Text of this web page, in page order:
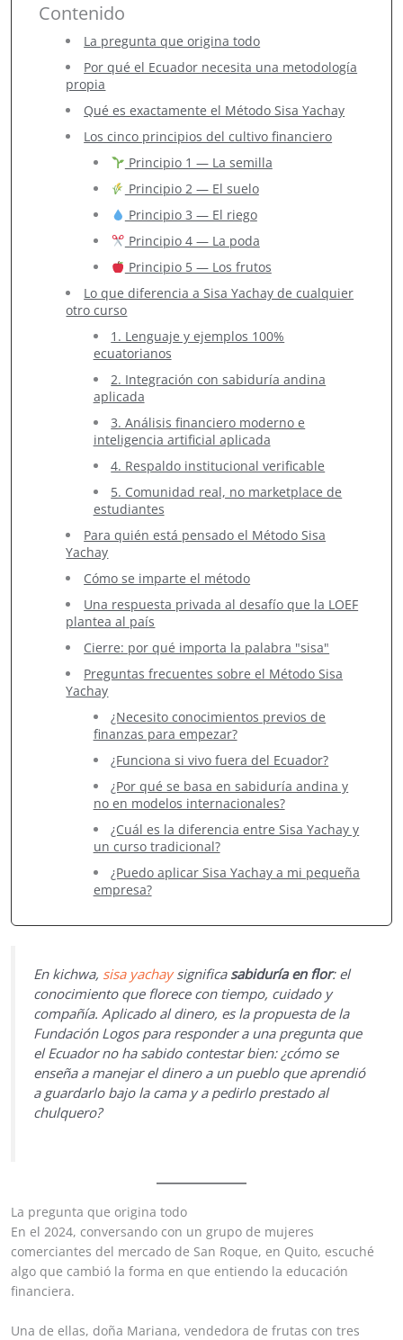
Contenido
La pregunta que origina todo
Por qué el Ecuador necesita una metodología
propia
Qué es exactamente el Método Sisa Yachay
Los cinco principios del cultivo financiero
Principio 1 — La semilla
Principio 2 — El suelo
Principio 3 — El riego
Principio 4 — La poda
Principio 5 — Los frutos
Lo que diferencia a Sisa Yachay de cualquier
otro curso
1. Lenguaje y ejemplos 100%
ecuatorianos
2. Integración con sabiduría andina
aplicada
3. Análisis financiero moderno e
inteligencia artificial aplicada
4. Respaldo institucional verificable
5. Comunidad real, no marketplace de
estudiantes
Para quién está pensado el Método Sisa
Yachay
Cómo se imparte el método
Una respuesta privada al desafío que la LOEF
plantea al país
Cierre: por qué importa la palabra "sisa"
Preguntas frecuentes sobre el Método Sisa
Yachay
¿Necesito conocimientos previos de
finanzas para empezar?
¿Funciona si vivo fuera del Ecuador?
¿Por qué se basa en sabiduría andina y
no en modelos internacionales?
¿Cuál es la diferencia entre Sisa Yachay y
un curso tradicional?
¿Puedo aplicar Sisa Yachay a mi pequeña
empresa?
En kichwa, sisa yachaysignifica sabiduría en flor: el
conocimiento que florece con tiempo, cuidado y
compañía. Aplicado al dinero, es la propuesta de la
Fundación Logos para responder a una pregunta que
el Ecuador no ha sabido contestar bien: ¿cómo se
enseña a manejar el dinero a un pueblo que aprendió
a guardarlo bajo la cama y a pedirlo prestado al
chulquero?
La pregunta que origina todo
En el 2024, conversando con un grupo de mujeres
comerciantes del mercado de San Roque, en Quito, escuché
algo que cambió la forma en que entiendo la educación
financiera.
Una de ellas, doña Mariana, vendedora de frutas con tres